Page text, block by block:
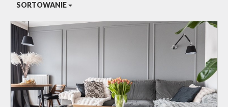
SORTOWANIE